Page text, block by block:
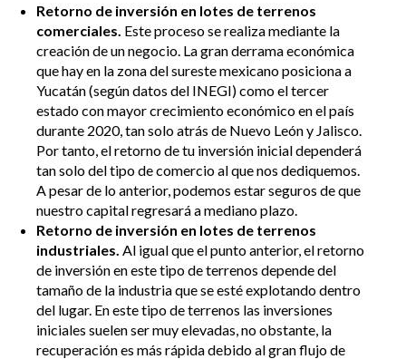
Retorno de inversión en lotes de terrenos
comerciales. Este proceso se realiza mediante la
creación de un negocio. La gran derrama económica
que hay en la zona del sureste mexicano posiciona a
Yucatán (según datos del INEGI) como el tercer
estado con mayor crecimiento económico en el país
durante 2020, tan solo atrás de Nuevo León y Jalisco.
Por tanto, el retorno de tu inversión inicial dependerá
tan solo del tipo de comercio al que nos dediquemos.
A pesar de lo anterior, podemos estar seguros de que
nuestro capital regresará a mediano plazo.
Retorno de inversión en lotes de terrenos
industriales. Al igual que el punto anterior, el retorno
de inversión en este tipo de terrenos depende del
tamaño de la industria que se esté explotando dentro
del lugar. En este tipo de terrenos las inversiones
iniciales suelen ser muy elevadas, no obstante, la
recuperación es más rápida debido al gran flujo de